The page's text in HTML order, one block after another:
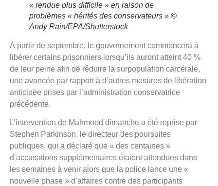
« rendue plus difficile » en raison de
problèmes « hérités des conservateurs » ©
Andy Rain/EPA/Shutterstock
À partir de septembre, le gouvernement commencera à
libérer certains prisonniers lorsqu’ils auront atteint 40 %
de leur peine afin de réduire la surpopulation carcérale,
une avancée par rapport à d’autres mesures de libération
anticipée prises par l’administration conservatrice
précédente.
L’intervention de Mahmood dimanche a été reprise par
Stephen Parkinson, le directeur des poursuites
publiques, qui a déclaré que « des centaines »
d’accusations supplémentaires étaient attendues dans
les semaines à venir alors que la police lance une «
nouvelle phase » d’affaires contre des participants